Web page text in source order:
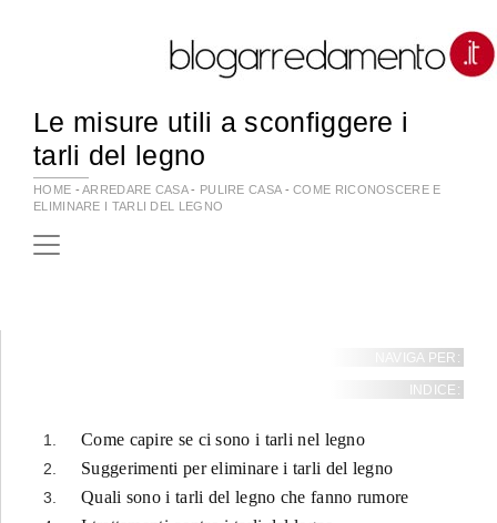
Le misure utili a sconfiggere i
tarli del legno
HOME -ARREDARE CASA- PULIRE CASA -COME RICONOSCERE E
ELIMINARE I TARLI DEL LEGNO
NAVIGA PER:
INDICE:
Come capire se ci sono i tarli nel legno
Suggerimenti per eliminare i tarli del legno
Quali sono i tarli del legno che fanno rumore